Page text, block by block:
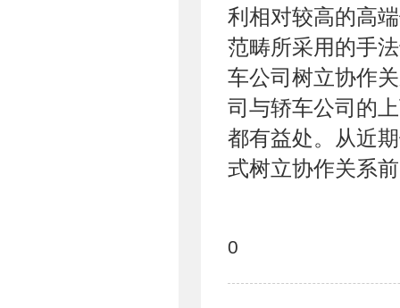
利相对较高的高
范畴所采用的手
车公司树立协作
司与轿车公司的
都有益处。从近
式树立协作关系
0